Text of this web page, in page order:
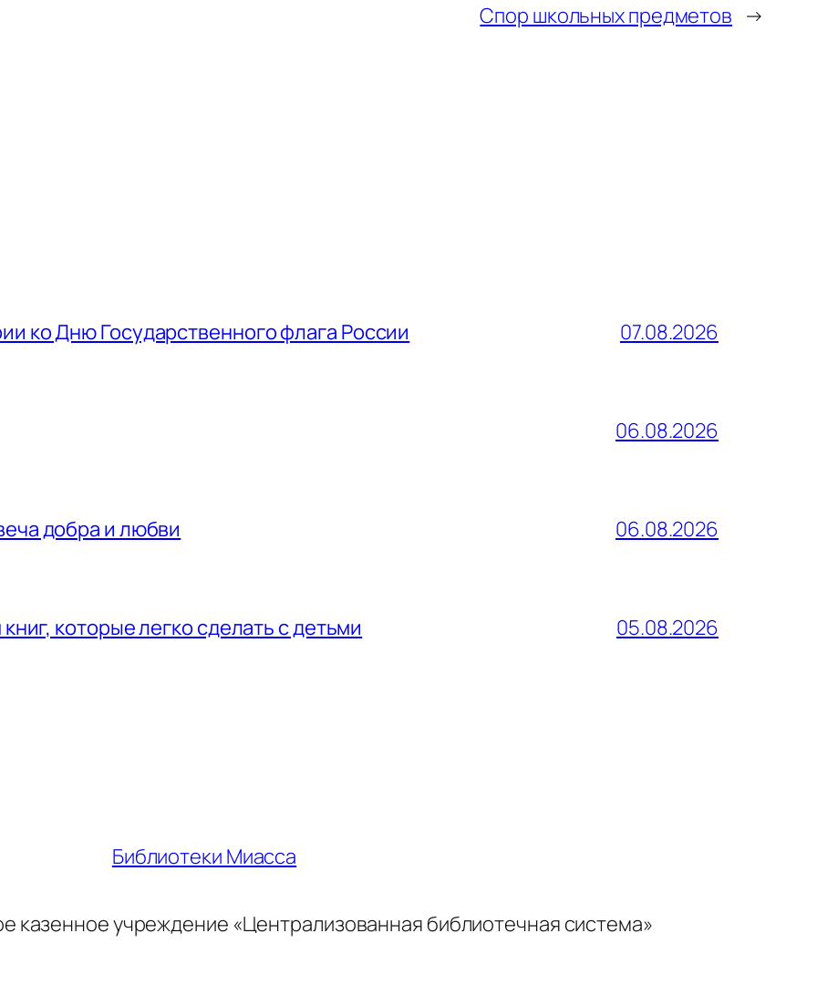
Спор школьных предметов →
ко Дню Государственного флага России 07.08.2026
06.08.2026
добра и любви 06.08.2026
которые легко сделать с детьми 05.08.2026
Библиотеки Миасса
казенное учреждение «Централизованная библиотечная система»